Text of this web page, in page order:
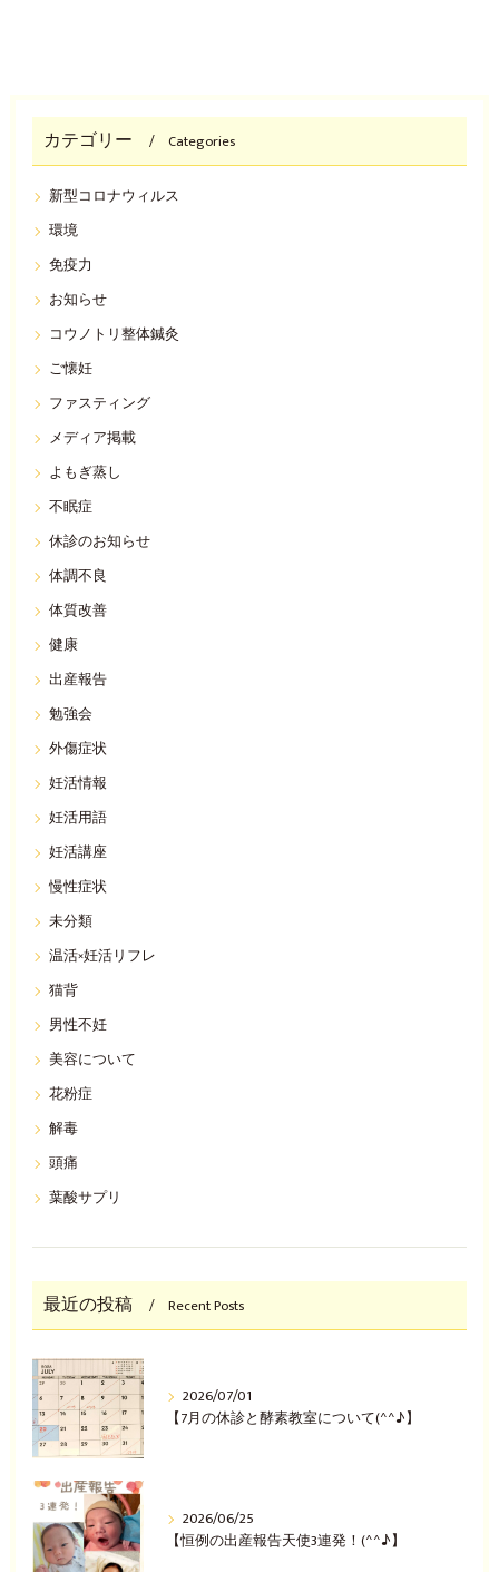
カテゴリー Categories
新型コロナウィルス
環境
免疫力
お知らせ
コウノトリ整体鍼灸
ご懐妊
ファスティング
メディア掲載
よもぎ蒸し
不眠症
休診のお知らせ
体調不良
体質改善
健康
出産報告
勉強会
外傷症状
妊活情報
妊活用語
妊活講座
慢性症状
未分類
温活×妊活リフレ
猫背
男性不妊
美容について
花粉症
解毒
頭痛
葉酸サプリ
最近の投稿 Recent Posts
2026/07/01
【7月の休診と酵素教室について(^^♪】
2026/06/25
【恒例の出産報告天使3連発！(^^♪】